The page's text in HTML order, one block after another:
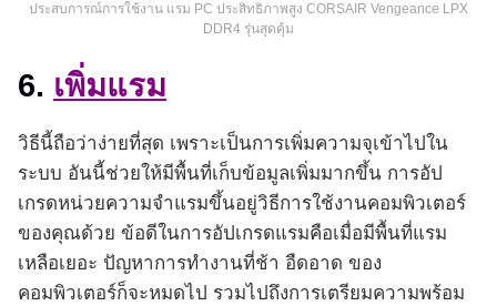
ประสบการณ์การใช้งาน แรม PC ประสิทธิภาพสูง CORSAIR Vengeance LPX
DDR4 รุ่นสุดคุ้ม
6. เพิ่มแรม
วิธีนี้ถือว่าง่ายที่สุด เพราะเป็นการเพิ่มความจุเข้าไปใน
ระบบ อันนี้ช่วยให้มีพื้นที่เก็บข้อมูลเพิ่มมากขึ้น การอัป
เกรดหน่วยความจำแรมขึ้นอยู่วิธีการใช้งานคอมพิวเตอร์
ของคุณด้วย ข้อดีในการอัปเกรดแรมคือเมื่อมีพื้นที่แรม
เหลือเยอะ ปัญหาการทำงานที่ช้า อืดอาด ของ
คอมพิวเตอร์ก็จะหมดไป รวมไปถึงการเตรียมความพร้อม